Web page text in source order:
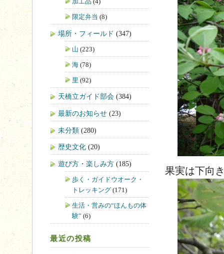
果実は下向
限定弁当 (8)
場所・フィールド (347)
山 (223)
海 (78)
里 (92)
天橋立ガイド部会 (384)
最新のお知らせ (23)
未分類 (280)
歴史文化 (20)
遊び方・楽しみ方 (185)
歩く・ガイドウオーク・
トレッキング (171)
生活・営みの“ほんもの体
験” (6)
最近の投稿